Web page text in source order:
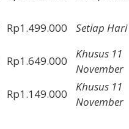
Rp1.499.000
Setiap Hari
Rp1.649.000
Khusus 11
November
Rp1.149.000
Khusus 11
November